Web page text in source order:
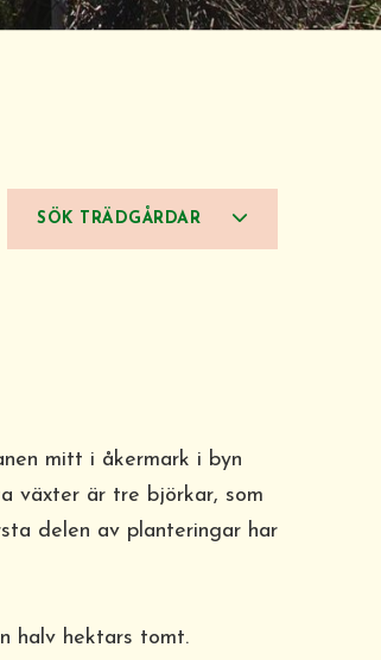
SÖK TRÄDGÅRDAR
mitt i åkermark i byn
växter är tre björkar, som
delen av planteringar har
halv hektars tomt.